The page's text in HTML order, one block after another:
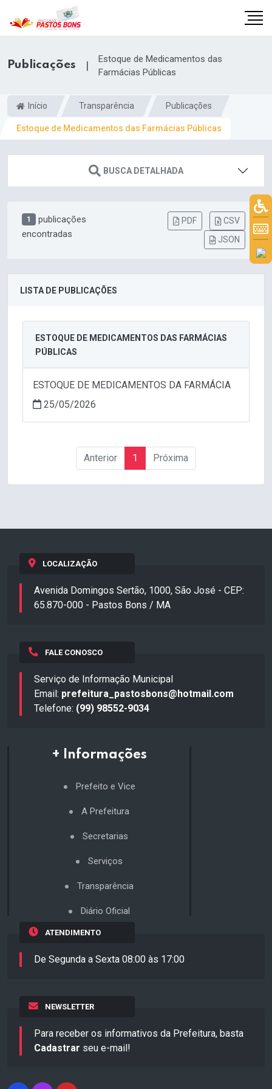
Publicações |
Estoque de Medicamentos das
Farmácias Públicas
Início Transparência Publicações
Estoque de Medicamentos das Farmácias Públicas
BUSCA DETALHADA
1
publicações
encontradas
PDF
CSV
JSON
LISTA DE PUBLICAÇÕES
ESTOQUE DE MEDICAMENTOS DAS FARMÁCIAS
PÚBLICAS
ESTOQUE DE MEDICAMENTOS DA FARMÁCIA
25/05/2026
Anterior 1 Próxima
LOCALIZAÇÃO
Avenida Domingos Sertão, 1000, São José - CEP:
65.870-000 - Pastos Bons / MA
FALE CONOSCO
Serviço de Informação Municipal
Email: prefeitura_pastosbons@hotmail.com
Telefone: (99) 98552-9034
+ Informações
Prefeito e Vice
A Prefeitura
Secretarias
Serviços
Transparência
Diário Oficial
ATENDIMENTO
De Segunda a Sexta 08:00 às 17:00
NEWSLETTER
Para receber os informativos da Prefeitura, basta
Cadastrar seu e-mail!